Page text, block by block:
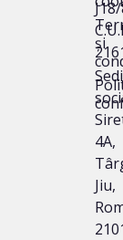
4A,
Jiu,
și